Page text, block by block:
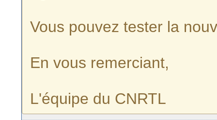
Vous pouvez tester la
En vous remerciant,
L'équipe du CNRTL